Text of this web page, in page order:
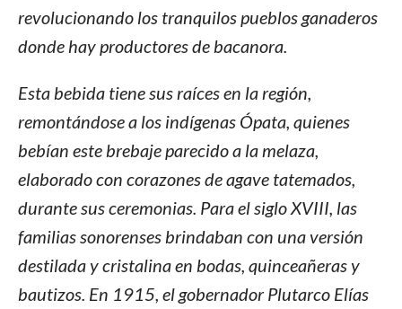
revolucionando los tranquilos pueblos ganaderos
donde hay productores de bacanora.
Esta bebida tiene sus raíces en la región,
remontándose a los indígenas Ópata, quienes
bebían este brebaje parecido a la melaza,
elaborado con corazones de agave tatemados,
durante sus ceremonias. Para el siglo XVIII, las
familias sonorenses brindaban con una versión
destilada y cristalina en bodas, quinceañeras y
bautizos. En 1915, el gobernador Plutarco Elías